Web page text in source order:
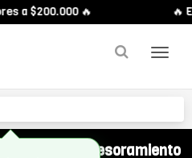
a $200.000 🔥 🔥
y recibí asesoramiento